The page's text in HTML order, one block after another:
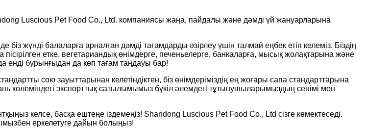
Luscious Pet Food Co., Ltd. компаниясы жаңа, пайдалы және дәмді үй жануарларына
біз жүнді балаларға арналған дәмді тағамдарды әзірлеу үшін талмай еңбек етіп келеміз. Біздің
пісірілген етке, вегетариандық өнімдерге, печеньелерге, банкаларға, мысық жолақтарына және
бұрынғыдан да көп тағам таңдауы бар!
сою зауыттарынан келетіндіктен, біз өнімдеріміздің ең жоғары сапа стандарттарына
көлеміндегі экспорттық сатылымымыз бүкіл әлемдегі тұтынушыларымыздың сенімі мен
келсе, басқа ештеңе іздемеңіз! Shandong Luscious Pet Food Co., Ltd сізге көмектеседі.
еркелетуге дайын болыңыз!